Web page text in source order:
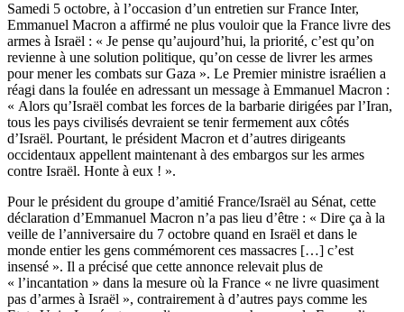
Samedi 5 octobre, à l’occasion d’un entretien sur France Inter,
Emmanuel Macron a affirmé ne plus vouloir que la France livre des
armes à Israël : « Je pense qu’aujourd’hui, la priorité, c’est qu’on
revienne à une solution politique, qu’on cesse de livrer les armes
pour mener les combats sur Gaza ». Le Premier ministre israélien a
réagi dans la foulée en adressant un message à Emmanuel Macron :
« Alors qu’Israël combat les forces de la barbarie dirigées par l’Iran,
tous les pays civilisés devraient se tenir fermement aux côtés
d’Israël. Pourtant, le président Macron et d’autres dirigeants
occidentaux appellent maintenant à des embargos sur les armes
contre Israël. Honte à eux ! ».
Pour le président du groupe d’amitié France/Israël au Sénat, cette
déclaration d’Emmanuel Macron n’a pas lieu d’être : « Dire ça à la
veille de l’anniversaire du 7 octobre quand en Israël et dans le
monde entier les gens commémorent ces massacres […] c’est
insensé ». Il a précisé que cette annonce relevait plus de
« l’incantation » dans la mesure où la France « ne livre quasiment
pas d’armes à Israël », contrairement à d’autres pays comme les